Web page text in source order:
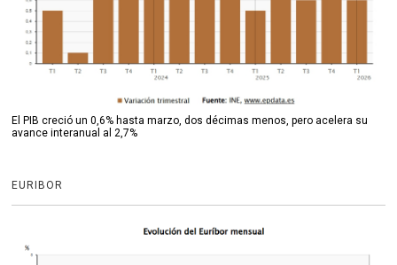
El PIB creció un 0,6% hasta marzo, dos décimas menos, pero acelera su
avance interanual al 2,7%
EURIBOR